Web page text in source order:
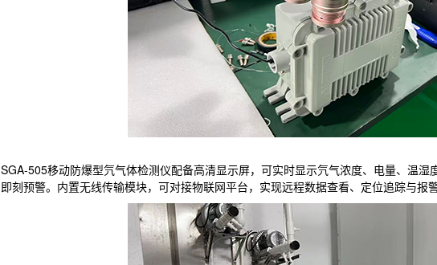
SGA-505移动防爆型氕气体检测仪配备高清显示屏，可实时显示氕气浓度、电量、温
即刻预警。内置无线传输模块，可对接物联网平台，实现远程数据查看、定位追踪与报